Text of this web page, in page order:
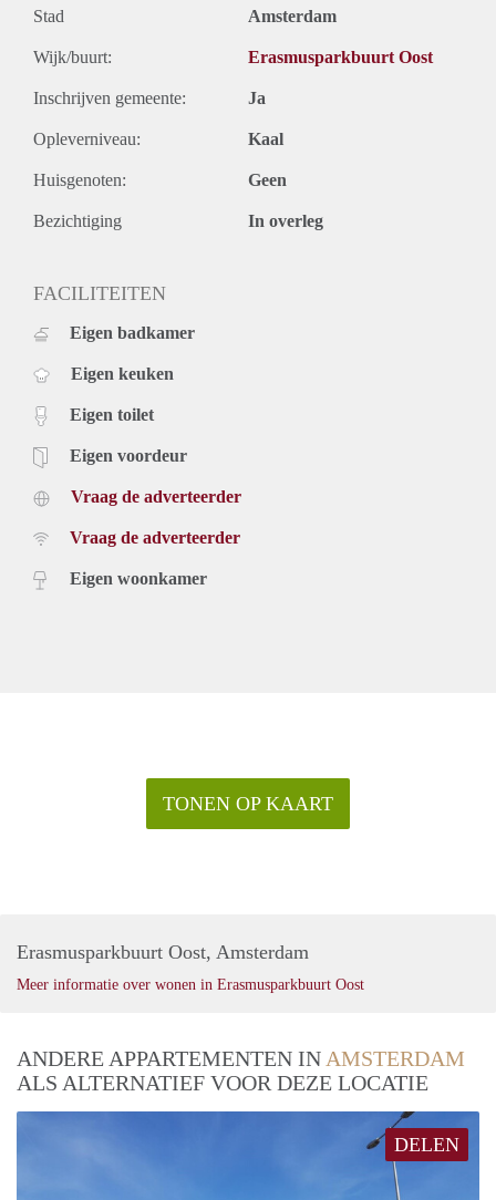
Stad Amsterdam
Wijk/buurt: Erasmusparkbuurt Oost
Inschrijven gemeente: Ja
Opleverniveau: Kaal
Huisgenoten: Geen
Bezichtiging In overleg
FACILITEITEN
Eigen badkamer
Eigen keuken
Eigen toilet
Eigen voordeur
Vraag de adverteerder
Vraag de adverteerder
Eigen woonkamer
TONEN OP KAART
Erasmusparkbuurt Oost, Amsterdam
Meer informatie over wonen in Erasmusparkbuurt Oost
ANDERE APPARTEMENTEN IN AMSTERDAM
ALS ALTERNATIEF VOOR DEZE LOCATIE
DELEN